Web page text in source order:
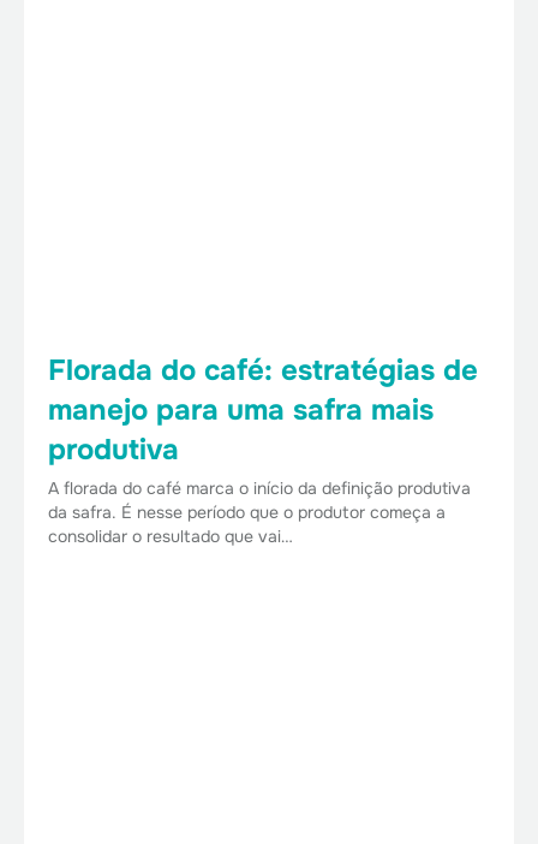
Florada do café: estratégias de
manejo para uma safra mais
produtiva
A florada do café marca o início da definição produtiva
da safra. É nesse período que o produtor começa a
consolidar o resultado que vai…